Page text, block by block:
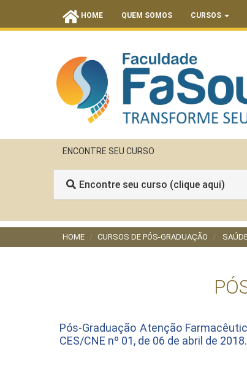
HOME QUEM SOMOS CURSOS
ENCONTRE SEU CURSO
Encontre seu curso (clique aqui)
HOME CURSOS DE PÓS-GRADUAÇÃO
Pós-Graduação Atenção
CES/CNE nº 01, de 06 de abril de 2018.